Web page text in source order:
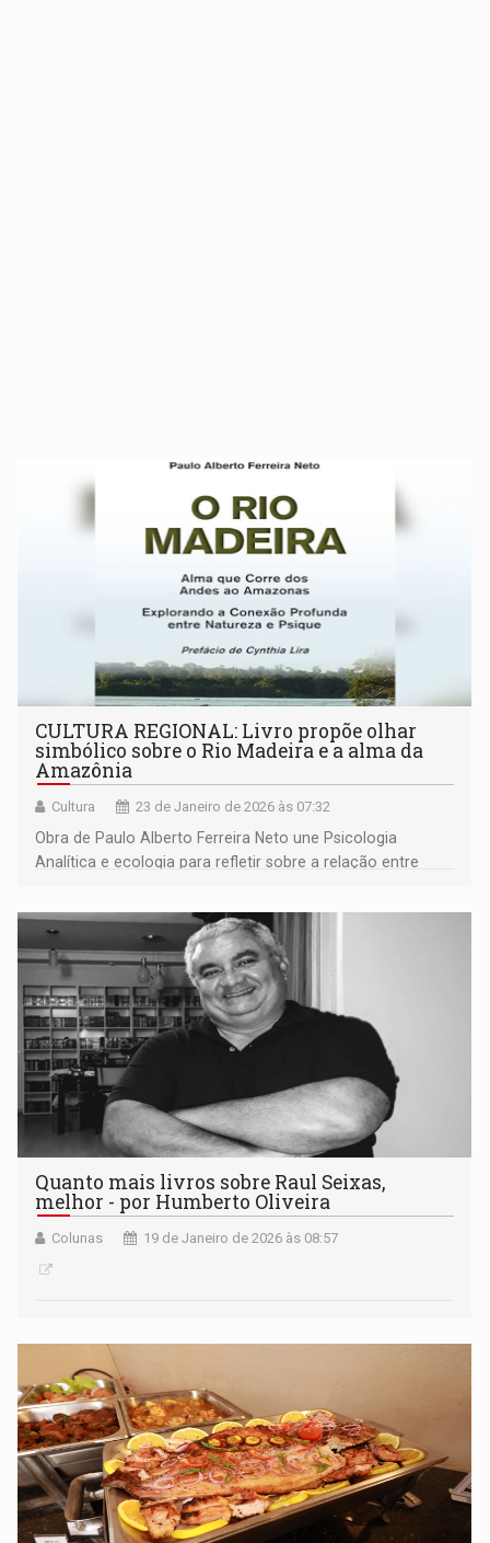
CULTURA REGIONAL: Livro propõe olhar
simbólico sobre o Rio Madeira e a alma da
Amazônia
Cultura 23 de Janeiro de 2026 às 07:32
Obra de Paulo Alberto Ferreira Neto une Psicologia
Analítica e ecologia para refletir sobre a relação entre
Quanto mais livros sobre Raul Seixas,
melhor - por Humberto Oliveira
Colunas 19 de Janeiro de 2026 às 08:57